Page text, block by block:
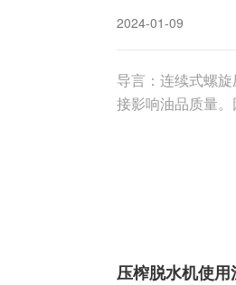
2024-01-09
导言：连续式螺
接影响油品质量
压榨脱水机使